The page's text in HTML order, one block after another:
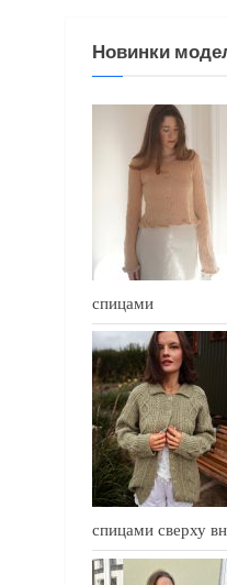
Новинки
спицами
спицами сверху